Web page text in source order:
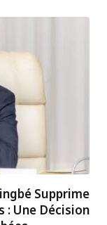
Supprime
: Une Décision